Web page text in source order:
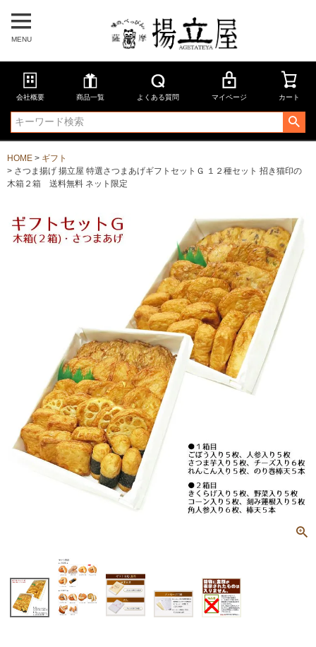
MENU
会社概要 商品一覧 よくある質問 マイページ カート
HOME
ギフト
さつま揚げ 揚立屋 特選さつまあげギフトセットＧ １２種セット 招き猫印の
木箱２箱 送料無料 ネット限定